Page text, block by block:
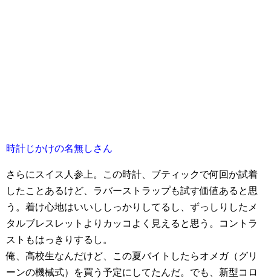
時計じかけの名無しさん
さらにスイス人参上。この時計、ブティックで何回か試着
したことあるけど、ラバーストラップも試す価値あると思
う。着け心地はいいししっかりしてるし、ずっしりしたメ
タルブレスレットよりカッコよく見えると思う。コントラ
ストもはっきりするし。
俺、高校生なんだけど、この夏バイトしたらオメガ（グリ
ーンの機械式）を買う予定にしてたんだ。でも、新型コロ